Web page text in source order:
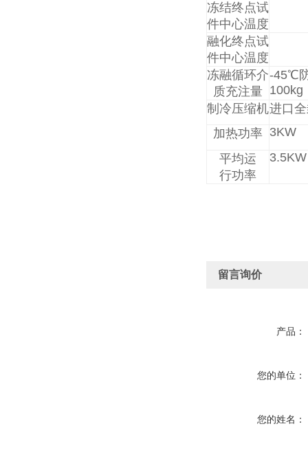
冻结终点试
件中心温度
融化终点试
件中心温度
冻融循环介
质充注量
-45℃
100kg
制冷压缩机进口
加热功率 3KW
平均运
行功率
3.5KW
留言询价
产品：
您的单位：
您的姓名：